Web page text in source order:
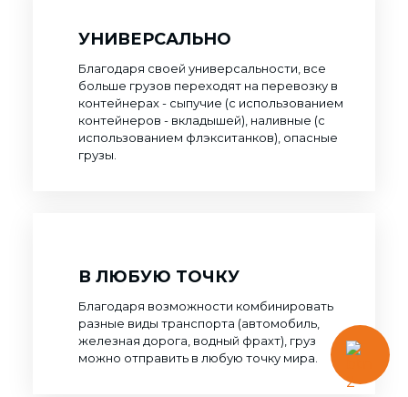
УНИВЕРСАЛЬНО
Благодаря своей универсальности, все
больше грузов переходят на перевозку в
контейнерах - сыпучие (с использованием
контейнеров - вкладышей), наливные (с
использованием флэкситанков), опасные
грузы.
В ЛЮБУЮ ТОЧКУ
Благодаря возможности комбинировать
разные виды транспорта (автомобиль,
железная дорога, водный фрахт), груз
можно отправить в любую точку мира.